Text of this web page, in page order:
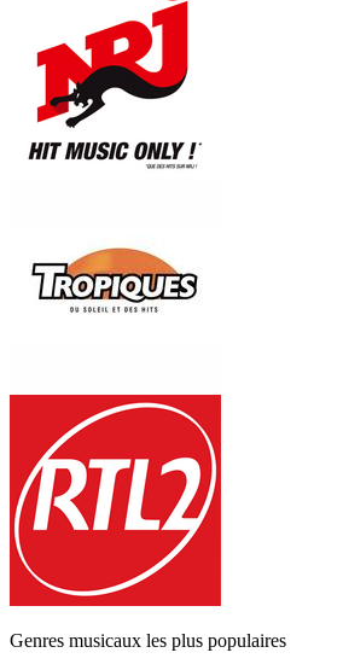
Genres musicaux les plus populaires